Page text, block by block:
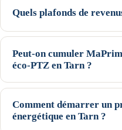
Quels plafonds de
Le département est hors Île-
profil Bleu (très modestes) va
référence, le Jaune jusqu'à 22
au-delà, profil Rose. Les
février 2026.
Peut-on cumuler
éco-PTZ en Tarn ?
Oui, ces trois dispositifs
projet, sous conditions
se déduisent du devis (avec un
Comment démarrer un
énergétique en Tarn ?